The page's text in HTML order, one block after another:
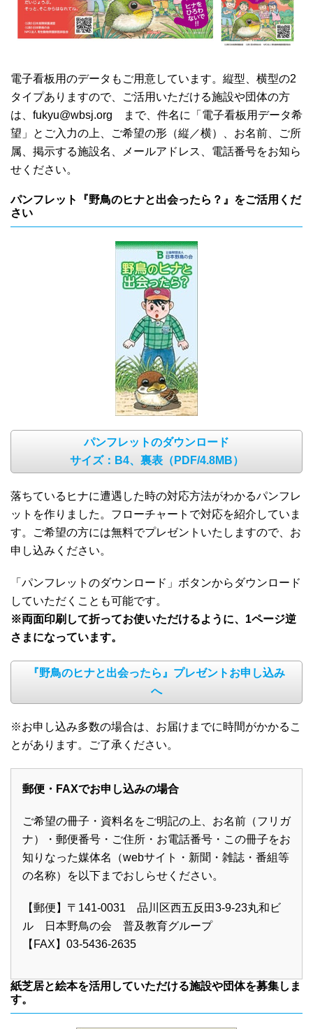
電子看板用のデータもご用意しています。縦型、横型の2
タイプありますので、ご活用いただける施設や団体の方
は、 fukyu@wbsj.org まで、件名に「電子看板用データ希
望」とご入力の上、ご希望の形（縦／横）、お名前、ご所
属、掲示する施設名、メールアドレス、電話番号をお知ら
せください。
パンフレット『野鳥のヒナと出会ったら？』をご活用くだ
さい
パンフレットのダウンロード
サイズ：B4、裏表（PDF/4.8MB）
落ちているヒナに遭遇した時の対応方法がわかるパンフレ
ットを作りました。フローチャートで対応を紹介していま
す。ご希望の方には無料でプレゼントいたしますので、お
申し込みください。
「パンフレットのダウンロード」ボタンからダウンロード
していただくことも可能です。
※両面印刷して折ってお使いただけるように、1ページ逆
さまになっています。
『野鳥のヒナと出会ったら』プレゼントお申し込み
へ
※お申し込み多数の場合は、お届けまでに時間がかかるこ
とがあります。ご了承ください。
郵便・FAXでお申し込みの場合
ご希望の冊子・資料名をご明記の上、お名前（フリガ
ナ）・郵便番号・ご住所・お電話番号・この冊子をお
知りなった媒体名（webサイト・新聞・雑誌・番組等
の名称）を以下までおしらせください。
【郵便】〒141-0031 品川区西五反田3-9-23丸和ビ
ル 日本野鳥の会 普及教育グループ
【FAX】03-5436-2635
紙芝居と絵本を活用していただける施設や団体を募集しま
す。